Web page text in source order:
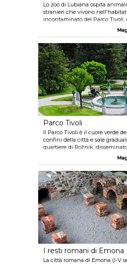
Lo zoo di Lubiana ospita
stranieri che vivono
incontaminato del Parco Tivoli,
Šišenski hrib. Nello zoo sono
specie di animali. Lo zoo è
avventurose che coinvolgono
permettendo ai visitatori di
diretto con loro.
Parco Tivoli
Il Parco Tivoli è il cuore verde
confini della città e sale
quartiere di Rožnik,
sentieri in cui dedicarsi al relax
il Parco Tivoli offre molto di più.
parco si trovano due dei più
città, situati all'interno di vecchi
comprendono una zona per le
molto frequentata, uno
caffè, oltre a un vivaio che
permanente di piante tropicali.
I resti romani di Emona
La città romana di Emona (I-V